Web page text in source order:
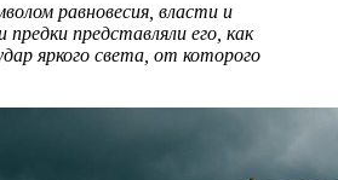
равновесия, власти и
представляли его, как
яркого света, от которого